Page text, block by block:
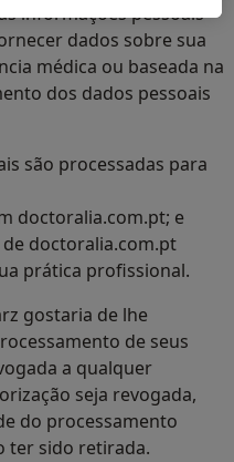
informações pessoais
dados sobre sua
médica ou baseada na
dos dados pessoais
são processadas para
doctoralia.com.pt; e
doctoralia.com.pt
prática profissional.
gostaria de lhe
de seus
a qualquer
seja revogada,
do processamento
ter sido retirada.